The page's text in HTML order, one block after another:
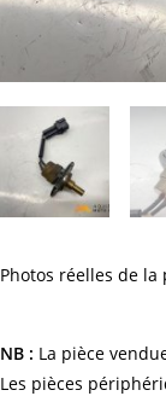
Photos réelles de la
NB : La pièce
Les pièces